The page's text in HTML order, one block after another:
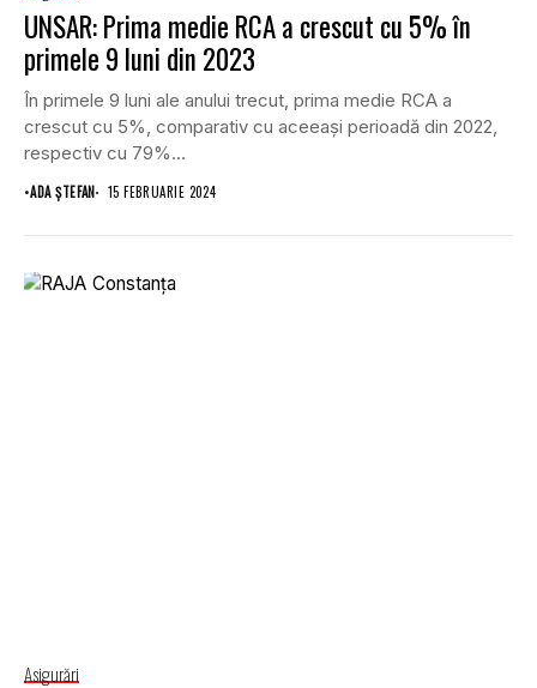
UNSAR: Prima medie RCA a crescut cu 5% în
primele 9 luni din 2023
În primele 9 luni ale anului trecut, prima medie RCA a
crescut cu 5%, comparativ cu aceeași perioadă din 2022,
respectiv cu 79%...
•ADA ȘTEFAN 15 FEBRUARIE 2024
Asigurări